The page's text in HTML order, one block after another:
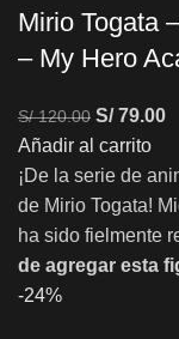
Mirio Togata
– My Hero
S/120.00 S/79.00
Añadir al carrito
¡De la serie de
de Mirio Togata!
ha sido fielmente
de agregar esta
-24%